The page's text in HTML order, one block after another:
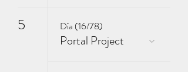
5 Día (16/78)
Portal Project